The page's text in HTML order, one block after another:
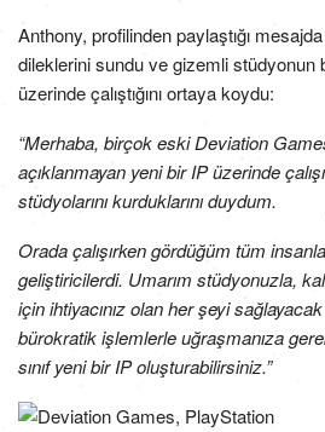
Anthony, profilinden paylaştığı
dileklerini sundu ve gizemli stüdyonun
üzerinde çalıştığını ortaya koydu:
“Merhaba, birçok eski Deviation
açıklanmayan yeni bir IP üzerinde
stüdyolarını kurduklarını duydum.
Orada çalışırken gördüğüm tüm
geliştiricilerdi. Umarım stüdyonuzla,
için ihtiyacınız olan her şeyi
bürokratik işlemlerle uğraşmanıza
sınıf yeni bir IP oluşturabilirsiniz.”